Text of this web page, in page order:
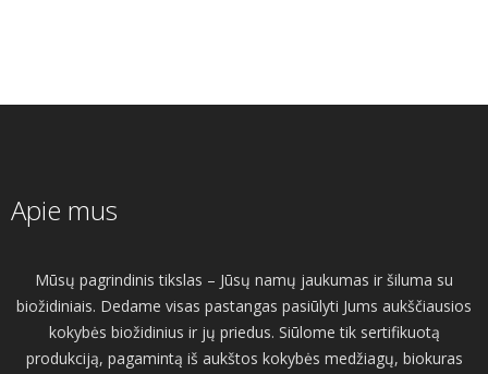
Apie mus
Mūsų pagrindinis tikslas – Jūsų namų jaukumas ir šiluma su
biožidiniais. Dedame visas pastangas pasiūlyti Jums aukščiausios
kokybės biožidinius ir jų priedus. Siūlome tik sertifikuotą
produkciją, pagamintą iš aukštos kokybės medžiagų, biokuras